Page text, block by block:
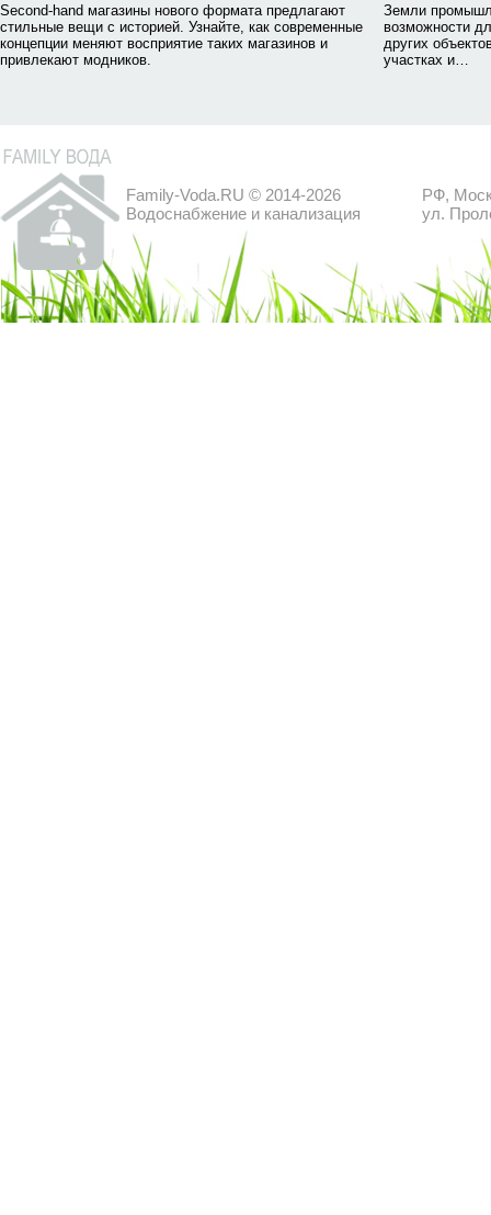
Second-hand магазины нового формата предлагают
стильные вещи с историей. Узнайте, как современные
концепции меняют восприятие таких магазинов и
привлекают модников.
Земли
возможности
других
участках и…
Family-Voda.RU © 2014-2026
Водоснабжение и канализация
РФ,
ул.